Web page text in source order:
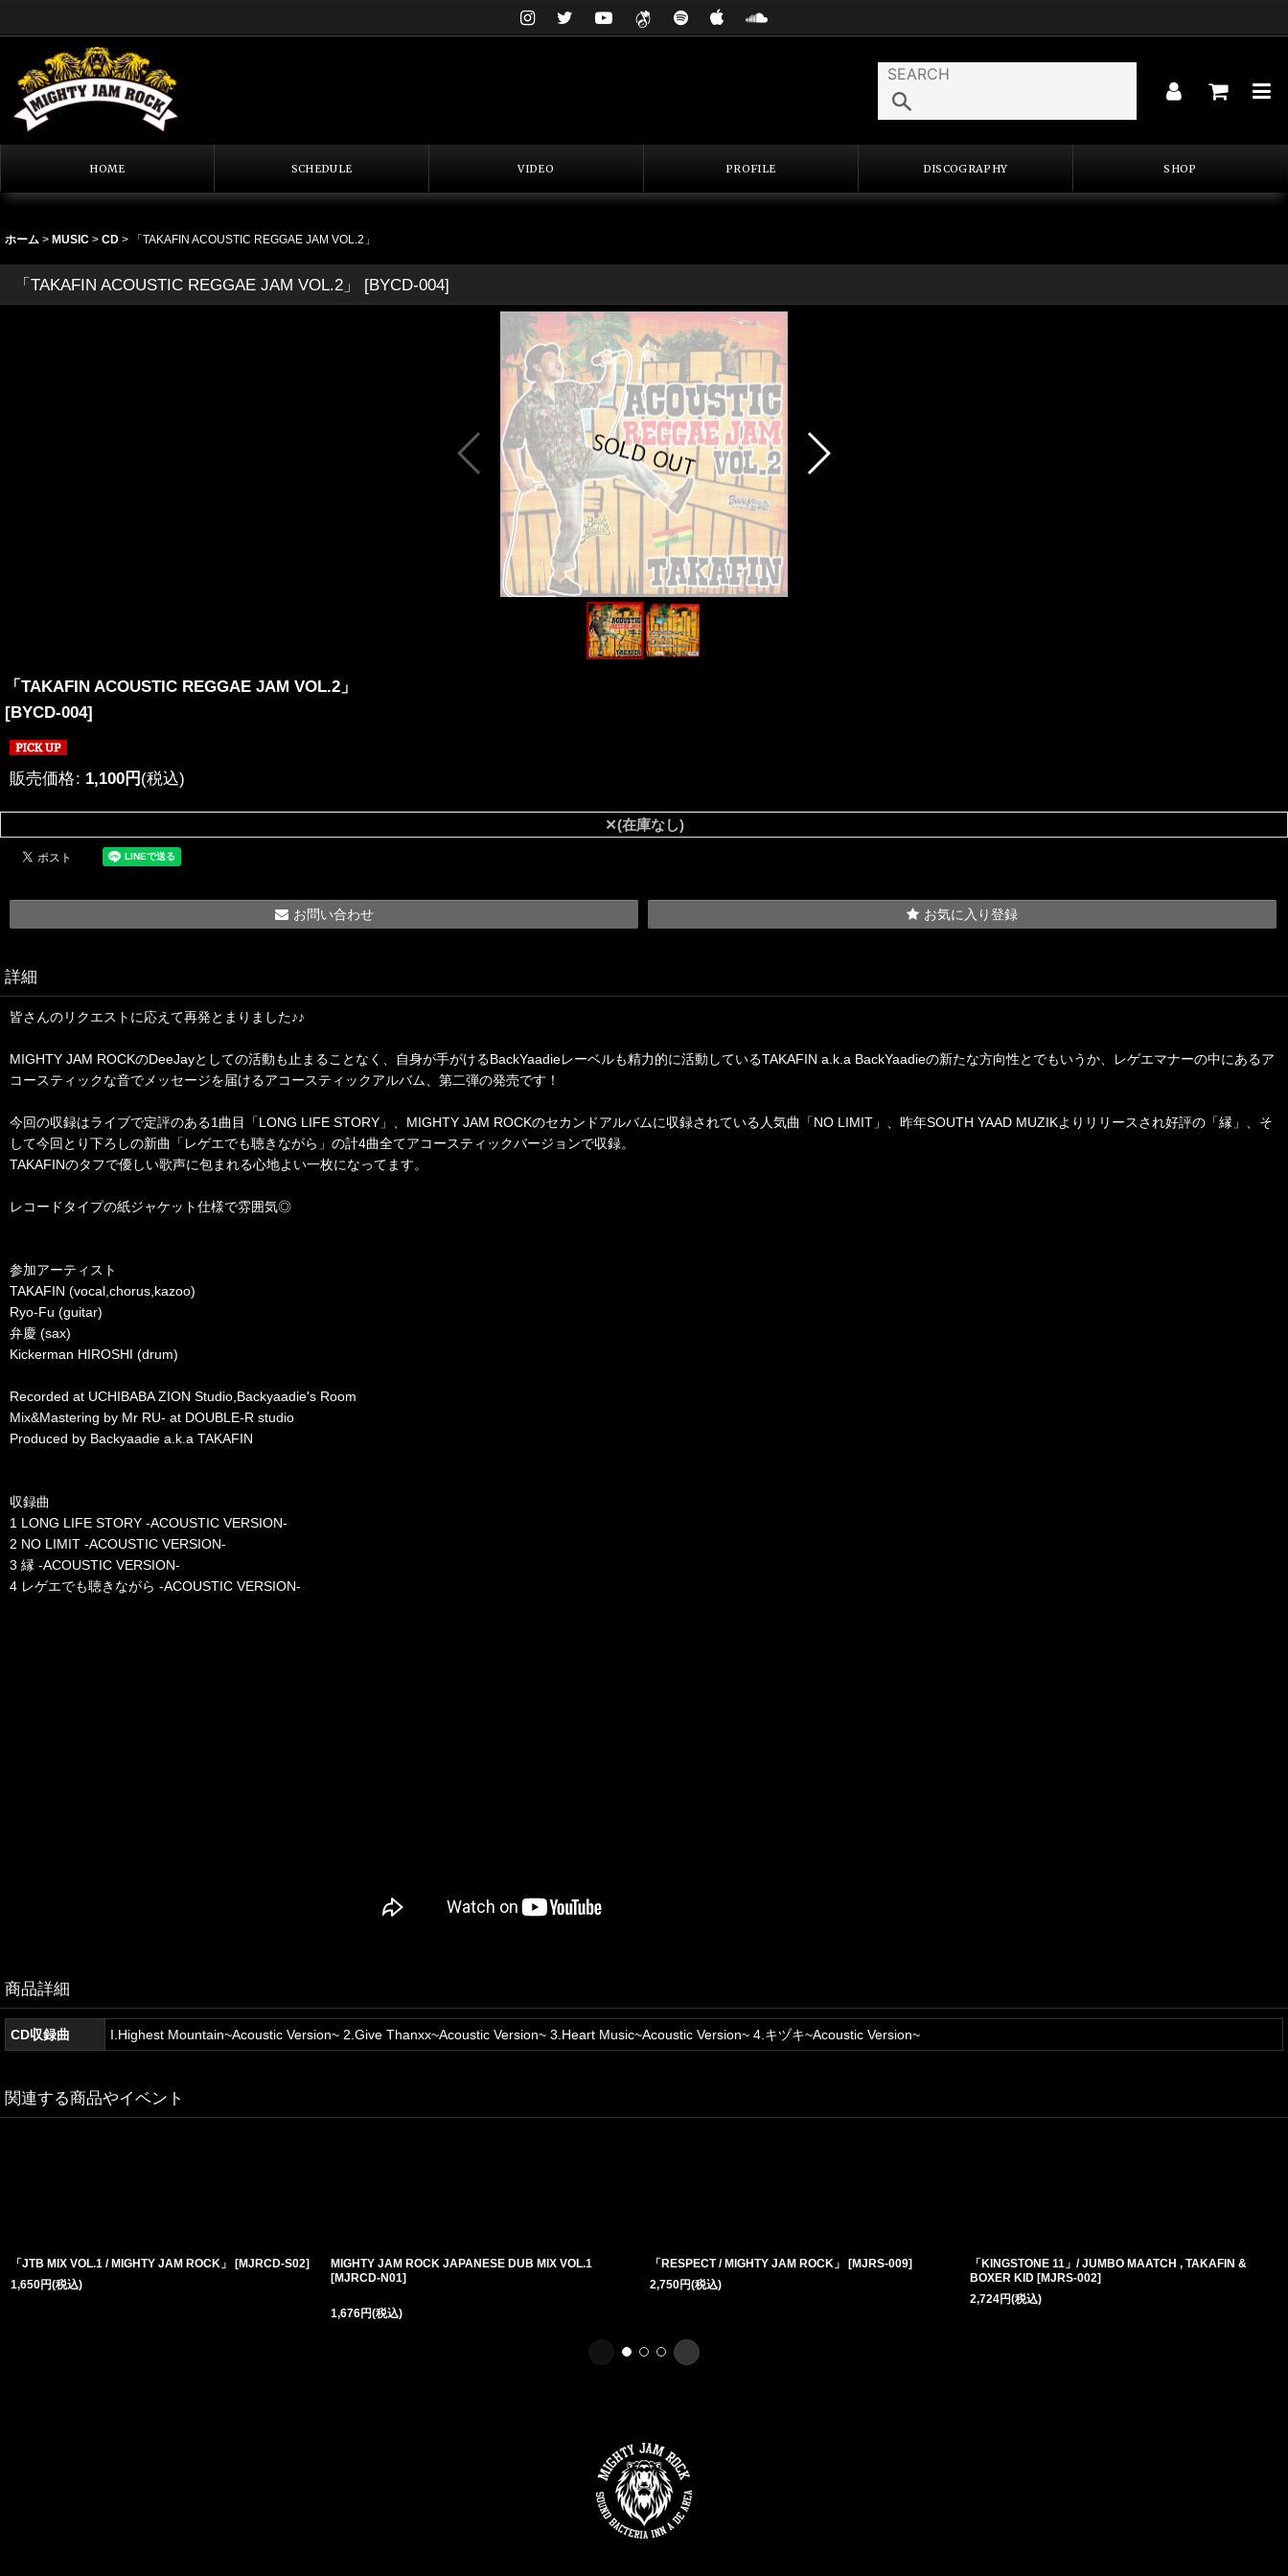
HOME SCHEDULE VIDEO PROFILE DISCOGRAPHY SHOP
ホーム > MUSIC > CD > 「TAKAFIN ACOUSTIC REGGAE JAM VOL.2」
「TAKAFIN ACOUSTIC REGGAE JAM VOL.2」 [BYCD-004]
「TAKAFIN ACOUSTIC REGGAE JAM VOL.2」
[BYCD-004]
販売価格: 1,100円 (税込)
✕(在庫なし)
お問い合わせ お気に入り登録
詳細
皆さんのリクエストに応えて再発とまりました♪♪
MIGHTY JAM ROCKのDeeJayとしての活動も止まることなく、自身が手がけるBackYaadieレーベルも精力的に活動しているTAKAFIN a.k.a BackYaadieの新たな方向性とでもいうか、レゲエマナーの中にあるア
コースティックな音でメッセージを届けるアコースティックアルバム、第二弾の発売です！
今回の収録はライブで定評のある1曲目「LONG LIFE STORY」、MIGHTY JAM ROCKのセカンドアルバムに収録されている人気曲「NO LIMIT」、昨年SOUTH YAAD MUZIKよりリリースされ好評の「縁」、そ
して今回とり下ろしの新曲「レゲエでも聴きながら」の計4曲全てアコースティックバージョンで収録。
TAKAFINのタフで優しい歌声に包まれる心地よい一枚になってます。
レコードタイプの紙ジャケット仕様で雰囲気◎
参加アーティスト
TAKAFIN (vocal,chorus,kazoo)
Ryo-Fu (guitar)
弁慶 (sax)
Kickerman HIROSHI (drum)
Recorded at UCHIBABA ZION Studio,Backyaadie's Room
Mix&Mastering by Mr RU- at DOUBLE-R studio
Produced by Backyaadie a.k.a TAKAFIN
収録曲
1 LONG LIFE STORY -ACOUSTIC VERSION-
2 NO LIMIT -ACOUSTIC VERSION-
3 縁 -ACOUSTIC VERSION-
4 レゲエでも聴きながら -ACOUSTIC VERSION-
商品詳細
CD収録曲 I.Highest Mountain~Acoustic Version~ 2.Give Thanxx~Acoustic Version~ 3.Heart Music~Acoustic Version~ 4.キヅキ~Acoustic Version~
関連する商品やイベント
「JTB MIX VOL.1 / MIGHTY JAM ROCK」 [MJRCD-S02]
1,650円(税込)
MIGHTY JAM ROCK JAPANESE DUB MIX VOL.1
[MJRCD-N01]
1,676円(税込)
「RESPECT / MIGHTY JAM ROCK」 [MJRS-009]
2,750円(税込)
「KINGSTONE 11」/ JUMBO MAATCH , TAKAFIN &
BOXER KID [MJRS-002]
2,724円(税込)